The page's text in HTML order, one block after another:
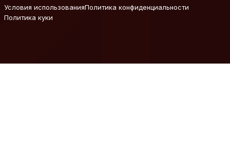
Условия использованияПолитика конфиденциальности
Политика куки